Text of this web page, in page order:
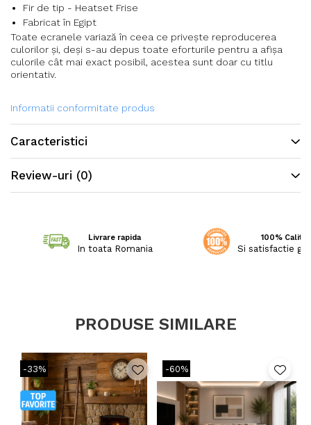
Fir de tip - Heatset Frise
Fabricat în Egipt
Toate ecranele variază în ceea ce privește reproducerea
culorilor și, deși s-au depus toate eforturile pentru a afișa
culorile cât mai exact posibil, acestea sunt doar cu titlu
orientativ.
Informatii conformitate produs
Caracteristici
Review-uri (0)
Livrare rapida
In toata Romania
100%
Si satisfactie
PRODUSE SIMILARE
-33% -60%